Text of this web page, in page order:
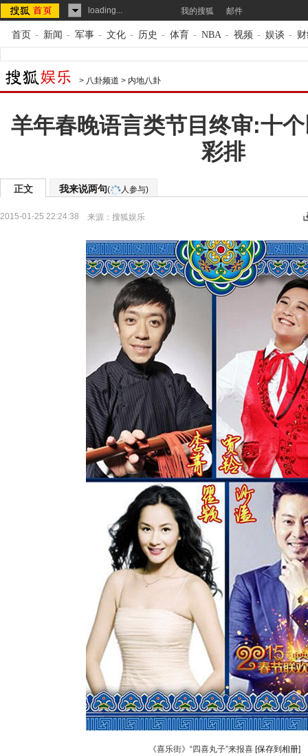
loading... 我的搜狐 邮件
首页 - 新闻 - 军事 - 文化 - 历史 - 体育 - NBA - 视频 - 娱谈 -
> 八卦频道 > 内地八卦
羊年春晚语言类节目终审:十
彩排
正文 我来说两句( 人参与)
2015-01-25 22:24:38 来源： 搜狐娱乐
《喜乐街》“四喜丸子”来报喜 [保存到相册]